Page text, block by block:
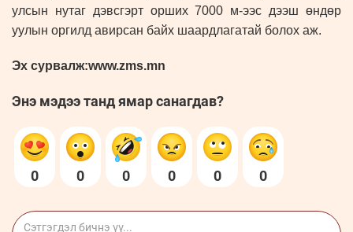
улсын нутаг дэвсгэрт орших 7000 м-ээс дээш өндөр
уулын оргилд авирсан байх шаардлагатай болох аж.
Эх сурвалж:www.zms.mn
Энэ мэдээ танд ямар санагдав?
0 0 0 0 0 0